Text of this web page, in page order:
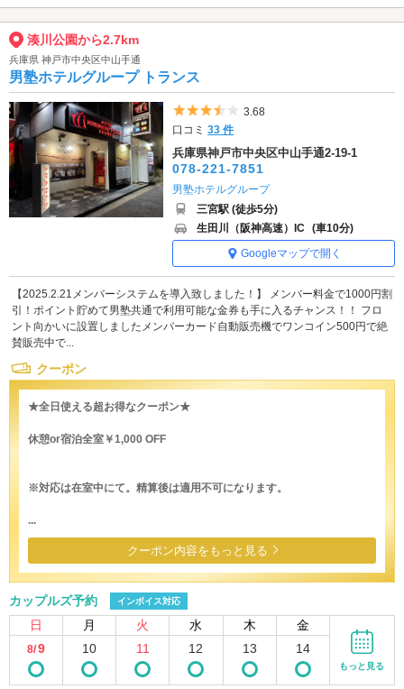
湊川公園から2.7km
兵庫県 神戸市中央区中山手通
男塾ホテルグループ トランス
5つ星のうち3.5
3.68
口コミ33 件
兵庫県神戸市中央区中山手通2-19-1
078-221-7851
男塾ホテルグループ
三宮駅 (徒歩5分)
生田川（阪神高速）IC (車10分)
Googleマップで開く
【2025.2.21メンバーシステムを導入致しました！】 メンバー料金で1000円割
引！ポイント貯めて男塾共通で利用可能な金券も手に入るチャンス！！ フロ
ント向かいに設置しましたメンバーカード自動販売機でワンコイン500円で絶
賛販売中で...
クーポン
★全日使える超お得なクーポン★
休憩or宿泊全室￥1,000 OFF
※対応は在室中にて。精算後は適用不可になります。
...
クーポン内容をもっと見る
カップルズ予約 インボイス対応
日 月 火 水 木 金
8/9 10 11 12 13 14
もっと見る